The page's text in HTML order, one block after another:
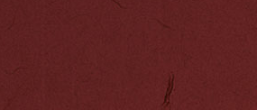
司，开辟和探